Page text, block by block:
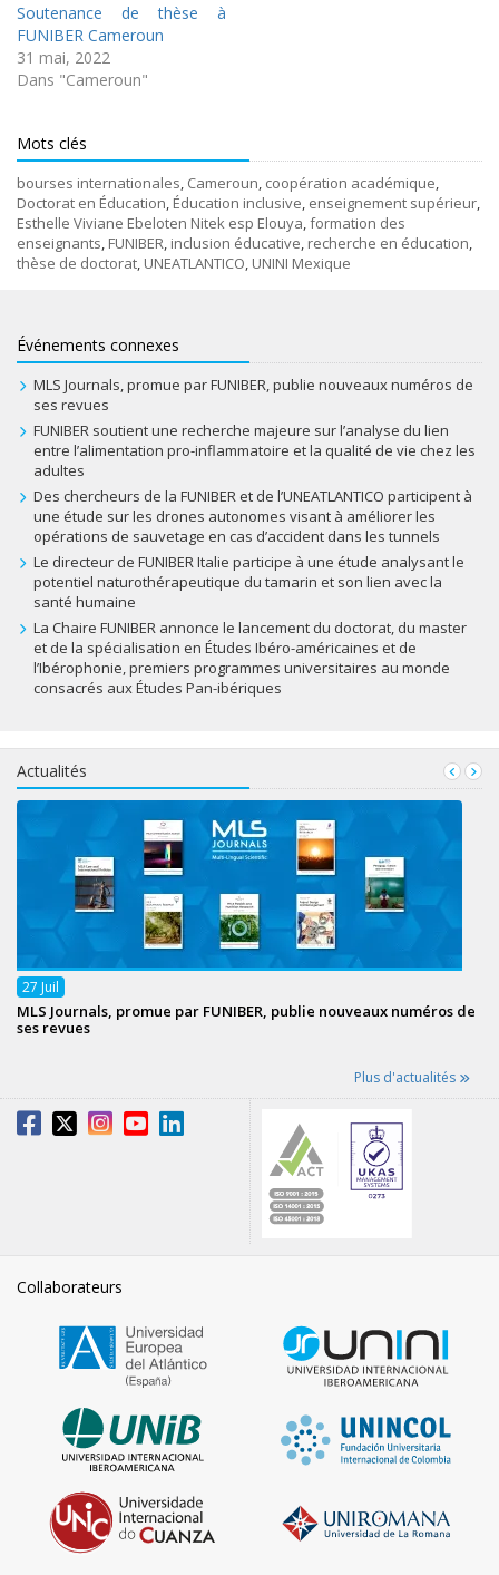
Soutenance de thèse à
FUNIBER Cameroun
31 mai, 2022
Dans "Cameroun"
Mots clés
bourses internationales, Cameroun, coopération académique,
Doctorat en Éducation, Éducation inclusive, enseignement supérieur,
Esthelle Viviane Ebeloten Nitek esp Elouya,formation des
enseignants, FUNIBER, inclusion éducative, recherche en éducation,
thèse de doctorat, UNEATLANTICO, UNINI Mexique
Événements connexes
MLS Journals, promue par FUNIBER, publie nouveaux numéros de
ses revues
FUNIBER soutient une recherche majeure sur l’analyse du lien
entre l’alimentation pro-inflammatoire et la qualité de vie chez les
adultes
Des chercheurs de la FUNIBER et de l’UNEATLANTICO participent à
une étude sur les drones autonomes visant à améliorer les
opérations de sauvetage en cas d’accident dans les tunnels
Le directeur de FUNIBER Italie participe à une étude analysant le
potentiel naturothérapeutique du tamarin et son lien avec la
santé humaine
La Chaire FUNIBER annonce le lancement du doctorat, du master
et de la spécialisation en Études Ibéro-américaines et de
l’Ibérophonie, premiers programmes universitaires au monde
consacrés aux Études Pan-ibériques
Actualités
27 Juil
MLS Journals, promue par FUNIBER, publie nouveaux numéros de
ses revues
Plus d'actualités
Collaborateurs